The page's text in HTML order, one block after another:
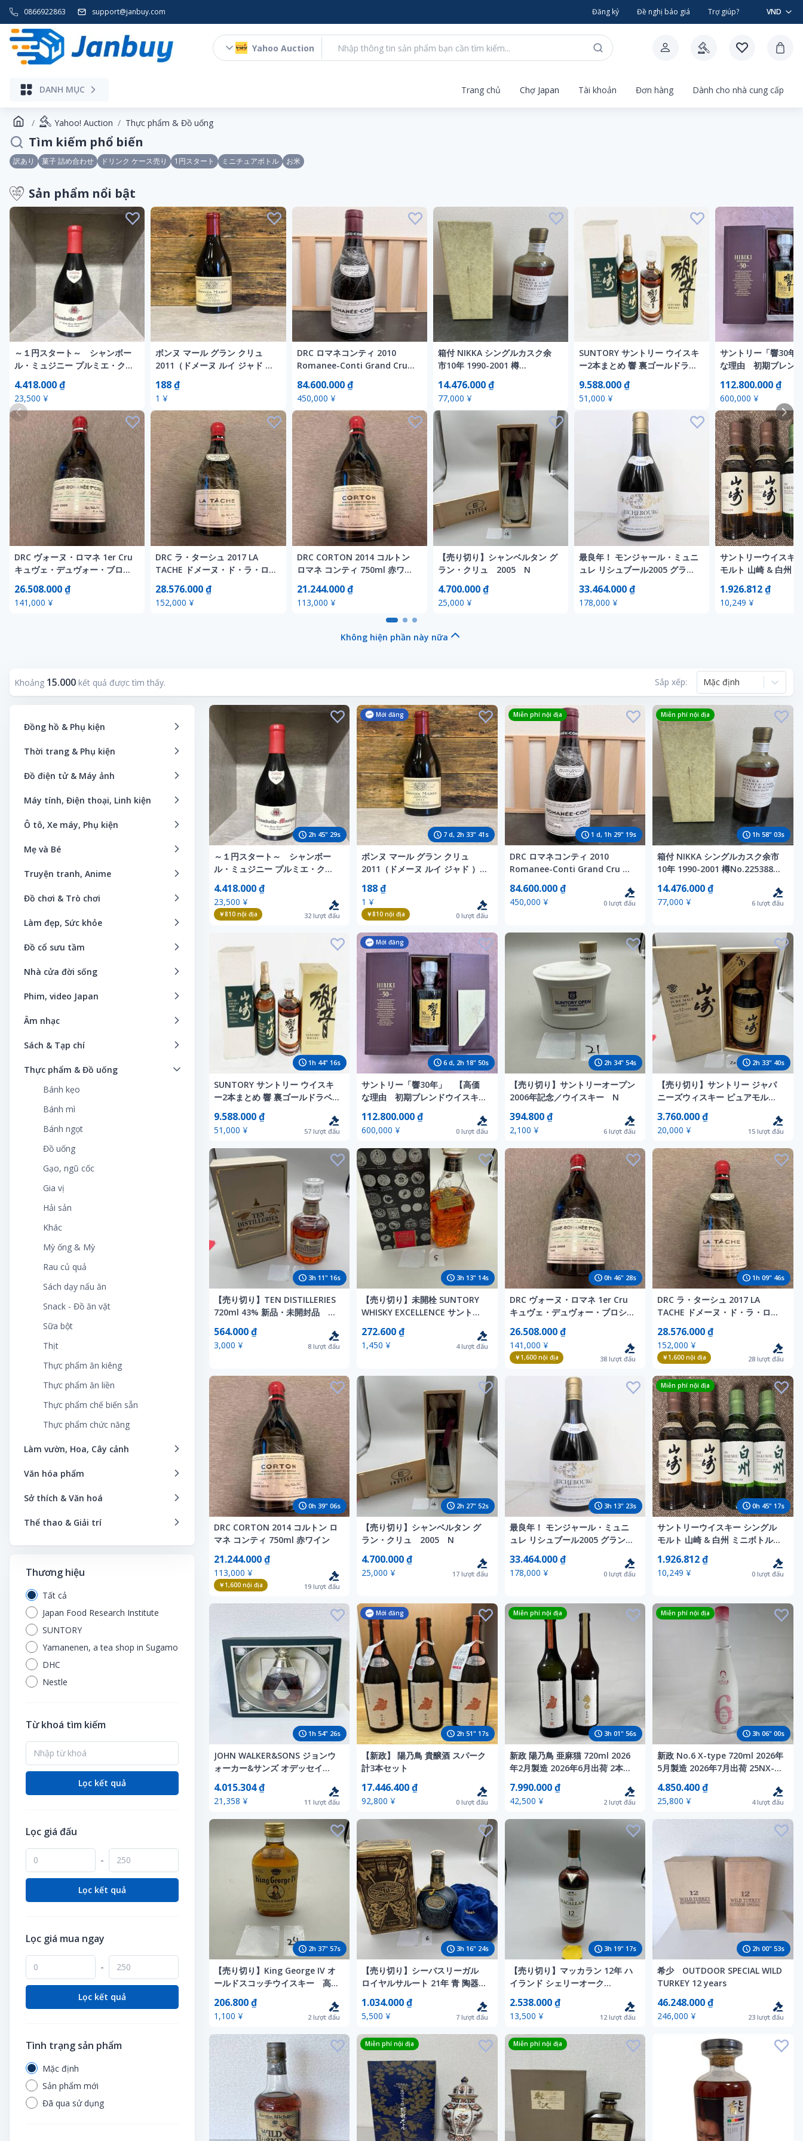
0866922863 support@janbuy.com Đăng ký Đề nghị báo giá Trợ giúp? VND
Yahoo Auction
DANH MỤC Trang chủ Chợ Japan Tài khoản Đơn hàng Dành cho nhà cung cấp
Yahoo! Auction Thực phẩm & Đồ uống
Tìm kiếm phổ biến
訳あり 菓子 詰め合わせ ドリンク ケース売り 1円スタート ミニチュアボトル お米
Sản phẩm nổi bật
～１円スタート～ シャンボー
ル・ミュジニー プルミエ・クリ
ュ レ・グリュアンシェール ヴ
ィエイユ・ヴィーニュ 2006
4.418.000 ₫
23,500 ¥
ボンヌ マール グラン クリュ
2011（ドメーヌ ルイ ジャド ）
Bonnes Mares Grand Cru
2011 フランス ブルゴーニ
ュ コート・ド・ニュイ
188 ₫
1 ¥
DRC ロマネコンティ 2010
Romanee-Conti Grand Cru
84.600.000 ₫
450,000 ¥
箱付 NIKKA シングルカスク余
市10年 1990-2001 樽
No.225388 60.8％ 750ml 北海
道余市モルト ニッカ シングル
カスクモルト 未開栓
14.476.000 ₫
77,000 ¥
SUNTORY サントリー ウイスキ
ー2本まとめ 響 裏ゴールドラベ
ル 43％ 700ml 山崎10年 グリー
ンボトル 40％ 700ml ジャパニ
ーズウイスキー
9.588.000 ₫
51,000 ¥
サントリー「響30
な理由 初期ブレン
ー サントリー「響
112.800.000 ₫
600,000 ¥
DRC ヴォーヌ・ロマネ 1er Cru
キュヴェ・デュヴォー・ブロシ
26.508.000 ₫
141,000 ¥
DRC ラ・ターシュ 2017 LA
TACHE ドメーヌ・ド・ラ・ロ
28.576.000 ₫
152,000 ¥
DRC CORTON 2014 コルトン
ロマネ コンティ 750ml 赤ワイ
21.244.000 ₫
113,000 ¥
【売り切り】シャンベルタン グ
ラン・クリュ 2005 N
4.700.000 ₫
25,000 ¥
最良年！ モンジャール・ミュニ
ュレ リシュブール2005 グラ
33.464.000 ₫
178,000 ¥
サントリーウイスキ
モルト 山崎 & 白州
セット
1.926.812 ₫
10,249 ¥
Không hiện phần này nữa
Khoảng 15.000 kết quả được tìm thấy. Sắp xếp: Mặc định
Đồng hồ & Phụ kiện
Đồng hồ thông minh
Phụ kiện trẻ em
Hộp đựng đồng hồ
Phụ kiện nam
Đồng hồ Unisex
Công cụ sửa chữa đồng hồ đeo tay
Đồng hồ nữ
Dây đeo đồng hồ
Hộp bảo vệ đồng hồ
Phụ kiện thương hiệu
Thời trang & Phụ kiện
Áo khoác
Giày nữ
Nước hoa
Phụ kiện thời trang
Quần áo truyền thống Nhật Bản
Sản phẩm handmade
Tạp chí thời trang
Thời trang nam
Thời trang nữ
Thời trang thể thao
Thời trang trẻ em
Trang phục Cosplay
Túi Unisex
Túi xách nam
Túi xách nữ
Phụ kiện, đồng hồ
Đồ điện tử & Máy ảnh
Bếp & Thiết bị điện gia dụng
Đài phát thanh
Điện thoại
Điện thoại bàn & Fax
Đồng hồ
Đồng hồ thông minh
Dụng cụ làm đẹp
Máy giặt & Bàn ủi
Máy hút bụi
Máy hủy tài liệu
Máy tính
PC, thiết bị ngoại vi
Phụ tùng điện tử
Pin, sạc
Thiết bị âm thanh
Thiết bị chiếu sáng
Thiết bị ngoại vi OA
Trò chơi điện tử
Từ điển điện tử
TV & Thiết bị video
Máy tính, Điện thoại, Linh kiện
Phần mềm
Smartphone & Điện thoại di động
Máy đọc sách
Máy ảnh kỹ thuật số
Link kiện máy tính
Máy chủ (Servers)
Máy trạm
Tên miền
Máy tính khác
Tạp chí điện tử
Sách điện tử
Danh mục khác
Ô tô, Xe máy, Phụ kiện
Âm thanh xe ô tô
Bộ phận điều hướng xe ô tô
Các sản phẩm liên quan đến ô tô
Catalog, Sách hướng dẫn sử dụng
ETC
Hệ thống an toàn
Hệ thống bảo mật
Mẹ và Bé
Đồ bộ giường
Đồ tắm
Handmade
Khác
Quần áo trẻ em, bà bầu
Sách, truyện thiếu nhi
Sản phẩm bảo vệ bé an toàn
Sản phẩm dành cho phụ nữ cho
Thiết bị trẻ em
Truyện tranh, Anime
Ảnh nghệ thuật
CD nhạc
Chữ ký
Dakimakura
Figures
Giấy dán tường
Hồ sơ
Huy hiệu
Khác
Khăn
Lịch
Minh họa, sản xuất nghệ thuật
Mô hình nhựa
Móc khóa
Nhãn dán
Poster
Sản xuất (thuyết minh, diễn viên
lồng tiếng)
Trang phục Cosplay
Truyện tranh
Video
Xóa tập tin
Đồ chơi & Trò chơi
Anh hùng giả vờ, chiến đấu
Cho bé
Cho thuê đồ chơi
Cho thuê trò chơi
Cưỡi đồ chơi
Đầu trang
Điều khiển radio sở thích
Đồ chơi đánh bài
Đồ chơi điện tử
Đồ chơi điều khiển
Đồ chơi giáo dục
Đồ chơi mô hình
Đồ chơi nhạc cụ
Đồ chơi nhân vật
Đồ chơi nhồi bông
Đồ chơi thức ăn nhanh
Đồng hồ
Khác
Khối, khối
Lắp ghép, Xếp hình
Máy đánh bạc
Mô hình đường sắt
Mỗi ngày
Nữ anh hùng, chơi thời trang
Pháo hoa
SF
Shokugan, bonus
Súng đồ chơi
Trò chơi
Trò chơi điện tử
Xe mini
Làm đẹp, Sức khỏe
Chăm sóc cơ thể
Chăm sóc răng miệng
Chăm sóc tóc
Dụng cụ làm đẹp
Đồ cổ sưu tầm
Kiếm
Đồ chơi, trò chơi
Hàng linh tinh
Hình
Khoa học, tự nhiên
Ký tên
Máy hát
Nắp chai
Nội thất
Quân đội
Quảng cáo, hàng mới lạ
Sản phẩm tâm linh
SF
Tác phẩm nghệ thuật
Tem bưu chính, bưu thiếp chính
Thẻ giao dịch
Thiết bị
Thủ công mỹ nghệ
Tiền
Vấn đề in
Vẽ tranh, cho thuê thủ công
Xe
Nhà cửa đời sống
Bàn thờ Phật
Đồ gia dụng
Đồ nội thất
Đồ trang trí sự kiện
Dụng cụ sửa chữa, làm vườn
Khác
Nội thất, cho thuê nội thất
Sản phẩm làm bằng tay
Thiết bị bảo mật an toàn
Thiết bị điện tử
Thiết bị, dụng cụ sửa chữa
Thuốc chống côn trùng
Trang phục và trang sức dịp lễ
Tủ, kệ, hộp đựng đồ
Vật liệu xây dựng
Phim, video Japan
DVD
Băng video
Đĩa laser
Nhạc phim
Những sản phẩm liên quan đến
phim
Vé
Sản xuất phim
Âm nhạc
Bản ghi
Sách & Tạp chí
Bản đồ, hướng dẫn du lịch
Bìa sách
Học tập, giáo dục
Khoa học và công nghệ tự nhiên
Kinh doanh, kinh tế
Lịch
Máy tính và internet
Nghệ thuật, giải trí
Nhân văn, xã hội
Sách CD
Sách cũ, tài liệu cũ
Sách giáo dục, khoa học viễn tưởng
Sách thiếu nhi, sách ảnh
Sở thích, thể thao, thực tế
Sống, sống, chăm sóc trẻ em
Sức khỏe và y học
Tạp chí
Truyện tranh
Văn học & Tiểu thuyết
Thực phẩm & Đồ uống
Bánh kẹo
Bánh mì
Bánh ngọt
Đồ uống
Gạo, ngũ cốc
Gia vị
Hải sản
Khác
Mỳ ống & Mỳ
Rau củ quả
Sách dạy nấu ăn
Snack - Đồ ăn vặt
Sữa bột
Thịt
Thực phẩm ăn kiêng
Thực phẩm ăn liền
Thực phẩm chế biến sẵn
Thực phẩm chức năng
Làm vườn, Hoa, Cây cảnh
Bình hoa
Cây cảnh trong chậu
Cây trang trí trong nhà
Cây trồng trong chậu
Dụng cụ và vật liệu làm vườn
Hoa ép khô
Hoa giả
Hoa khô
Làm vườn
Nông nghiệp
Sách liên quan
Sắp xếp hoa
Văn hóa phẩm
Ảnh
Câu lạc bộ fan hâm mộ
Chữ ký
Dây buộc tóc cao su
Dây đeo điện thoại di động
DVD thần tượng
Khác
Người nổi tiếng
Nhạc pop
Nhạc sĩ
Nhãn dán
Quạt
Tạp chí
Thẻ điện thoại
Túi Clear
Video thần tượng
Sở thích & Văn hoá
Dịch vụ thuê nhạc cụ
Đồ chơi sở thích
Đồ dùng nghệ thuật
Đường sắt
Khác
Máy bay mô hình
Nhạc cụ
Ống nhòm ngắm chim
Tác phẩm nghệ thuật
Thủ công mỹ nghệ
Trò chơi giải trí Pachinko
Tư trang quân đội
Thể thao & Giải trí
Dịch vụ thuê dụng cụ thể thao
Du lịch
Đua ngựa
Đua xe đạp
Dụng cụ thể thao
Khác
Khóa học vận động
Kính râm thể thao
Pachinko & Pachislot
Phụ kiện dã ngoại
Quần áo khoác gió
Thời trang thể thao
Thực phẩm bổ sung năng lượng
Vé xem thể thao
Vòng theo dõi vận động
Thương hiệu
Tất cả
Japan Food Research Institute
SUNTORY
Yamanenen, a tea shop in Sugamo
DHC
Nestle
Từ khoá tìm kiếm
Lọc kết quả
Lọc giá đấu
-
Lọc kết quả
Lọc giá mua ngay
-
Lọc kết quả
Tình trạng sản phẩm
Mặc định
Sản phẩm mới
Đã qua sử dụng
2h 45" 27s
～１円スタート～ シャンボー
ル・ミュジニー プルミエ・クリ
ュ レ・グリュアンシェール ヴィ
エイユ・ヴィーニュ 2006
4.418.000 ₫
23,500 ¥
￥810nội địa 32 lượt đấu
7d, 2h 33" 39 s
Mới đăng
ボンヌ マール グラン クリュ
2011（ドメーヌ ルイ ジャド ）
Bonnes Mares Grand Cru
2011 フランス ブルゴーニ
ュ コート・ド・ニュイ
188 ₫
1 ¥
￥810 nội địa 0lượt đấu
1 d, 1h 29" 17s
Miễn phí nội địa
DRC ロマネコンティ 2010
Romanee-Conti Grand Cru 赤
84.600.000 ₫
450,000 ¥ 0 lượt đấu
1h 58" 01s
Miễn phí nội địa
箱付 NIKKA シングルカスク余市
10年 1990-2001 樽No.225388
60.8％ 750ml 北海道余市モルト
ニッカ シングルカスクモルト 未
開栓
14.476.000 ₫
77,000 ¥ 6lượt đấu
1h 44" 14s
SUNTORY サントリー ウイスキ
ー2本まとめ 響 裏ゴールドラベ
ンボトル 40％ 700ml ジャパニー
ズウイスキー
9.588.000 ₫
51,000 ¥ 57 lượt đấu
6d, 2h 18" 48s
Mới đăng
サントリー「響30年」 【高価
な理由 初期ブレンドウイスキ
112.800.000 ₫
600,000 ¥ 0lượt đấu
2h34"52s
【売り切り】サントリーオープン
2006年記念／ウイスキー N
394.800 ₫
2,100 ¥ 6 lượt đấu
2h 33" 38s
【売り切り】サントリー ジャパ
ニーズウィスキー ピュアモルト
年 未開封 N
3.760.000 ₫
20,000 ¥ 15lượt đấu
3h 11" 14s
【売り切り】TEN DISTILLERIES
720ml 43% 新品・未開封品 古
564.000 ₫
3,000 ¥ 8 lượt đấu
3h 13" 12s
【売り切り】未開栓 SUNTORY
WHISKY EXCELLENCE サントリ
ー エクセレンス N
272.600 ₫
1,450 ¥ 4lượt đấu
0h 46" 26s
DRC ヴォーヌ・ロマネ 1er Cru
キュヴェ・デュヴォー・ブロシェ
26.508.000 ₫
141,000 ¥
￥1,600nội địa 38 lượt đấu
1h 09" 44s
DRC ラ・ターシュ 2017 LA
TACHE ドメーヌ・ド・ラ・ロマ
ネ・コンティ 750ml
28.576.000 ₫
152,000 ¥
￥1,600 nội địa 28lượt đấu
0h39"04s
DRC CORTON 2014 コルトン ロ
マネ コンティ 750ml 赤ワイン
21.244.000 ₫
113,000 ¥
￥1,600nội địa 19 lượt đấu
2h 27" 50s
【売り切り】シャンベルタン グ
ラン・クリュ 2005 N
4.700.000 ₫
25,000 ¥ 17lượt đấu
3h 13" 21s
最良年！ モンジャール・ミュニ
ュレ リシュブール2005 グラン・
33.464.000 ₫
178,000 ¥ 0 lượt đấu
0h 45" 15s
Miễn phí nội địa
サントリーウイスキー シングル
モルト 山崎 & 白州 ミニボトル
180ml×2本ずつ 計4本 飲み比べ
セット
1.926.812 ₫
10,249 ¥ 0lượt đấu
1h54" 24s
JOHN WALKER&SONS ジョンウ
ォーカー&サンズ オデッセイ
4.015.304 ₫
21,358 ¥ 11 lượt đấu
2h 51" 15s
Mới đăng
【新政】 陽乃鳥 貴醸酒 スパーク
計3本セット
17.446.400 ₫
92,800 ¥ 0lượt đấu
3h01"54s
Miễn phí nội địa
新政 陽乃鳥 亜麻猫 720ml 2026
年2月製造 2026年6月出荷 2本セ
ット クール便送料無料 チルドゆ
うパック
7.990.000 ₫
42,500 ¥ 2 lượt đấu
3h 05" 58s
Miễn phí nội địa
新政 No.6 X-type 720ml 2026年
5月製造 2026年7月出荷 25NX-
07 クール便送料無料 チルドゆう
パック
4.850.400 ₫
25,800 ¥ 4lượt đấu
2h37"55s
【売り切り】King George IV オ
ールドスコッチウイスキー 高
級 古酒 N
206.800 ₫
1,100 ¥ 2 lượt đấu
3h 16" 22s
【売り切り】シーバスリーガル
ロイヤルサルート 21年 青 陶器ボ
トル 未開栓 古酒 N
1.034.000 ₫
5,500 ¥ 7lượt đấu
3h 19" 15s
【売り切り】マッカラン 12年 ハ
イランド シェリーオーク
2.538.000 ₫
13,500 ¥ 12 lượt đấu
2h 00" 51s
希少 OUTDOOR SPECIAL WILD
TURKEY 12 years
46.248.000 ₫
246,000 ¥ 23lượt đấu
Miễn phí nội địa Miễn phí nội địa